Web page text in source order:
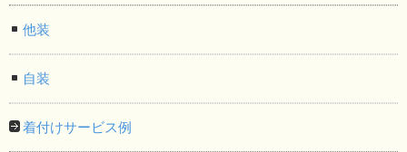
他装
自装
着付けサービス例